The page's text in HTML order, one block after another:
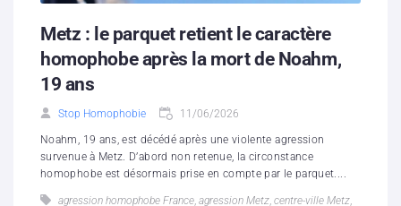
Metz : le parquet retient le caractère
homophobe après la mort de Noahm,
19 ans
Stop Homophobie 11/06/2026
Noahm, 19 ans, est décédé après une violente agression
survenue à Metz. D’abord non retenue, la circonstance
homophobe est désormais prise en compte par le parquet....
agression homophobe France, agression Metz, centre-ville Metz,